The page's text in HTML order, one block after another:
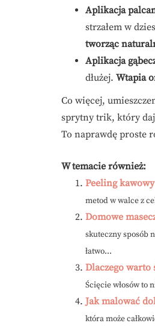
Aplikacja
strzałem w
tworząc
Aplikacja
dłużej. Wtapia
Co więcej,
sprytny trik, który
To naprawdę proste
W temacie również:
Peeling
metod w walce z
Domowe
skuteczny sposób
łatwo...
Dlaczego warto
Ścięcie włosów to
Jak malować
która może